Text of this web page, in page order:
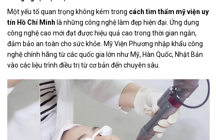
Một yếu tố quan trọng không kém trong cách tìm thẩm mỹ viện uy
tín Hồ Chí Minh là những công nghệ làm đẹp hiện đại. Ứng dụng
công nghệ cao mới đạt được hiệu quả cao trong thời gian ngắn,
đảm bảo an toàn cho sức khỏe. Mỹ Viện Phương nhập khẩu công
nghệ chính hãng từ các quốc gia lớn như Mỹ, Hàn Quốc, Nhật Bản
vào các liệu trình điều trị từ cơ bản đến chuyên sâu.